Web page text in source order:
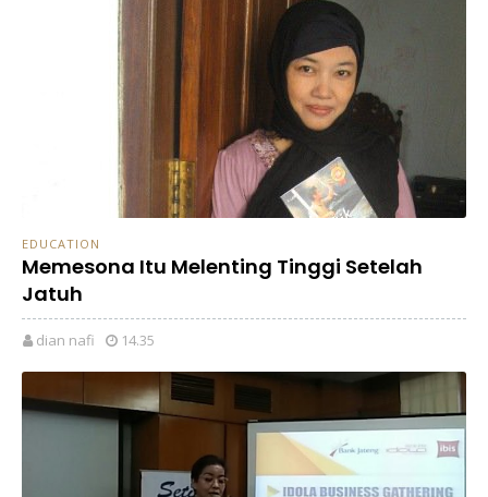
EDUCATION
Memesona Itu Melenting Tinggi Setelah
Jatuh
dian nafi 14.35